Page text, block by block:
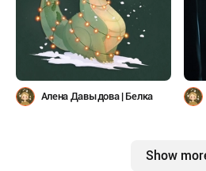
Алена Давыдова | Белка
Show